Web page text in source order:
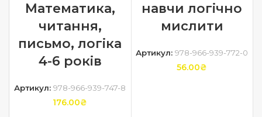
Математика,
читання,
письмо, логіка
4-6 років
Артикул:978-966-939-747-8
176.00₴
навчи логічно
мислити
Артикул:978-966-939-772-0
56.00₴